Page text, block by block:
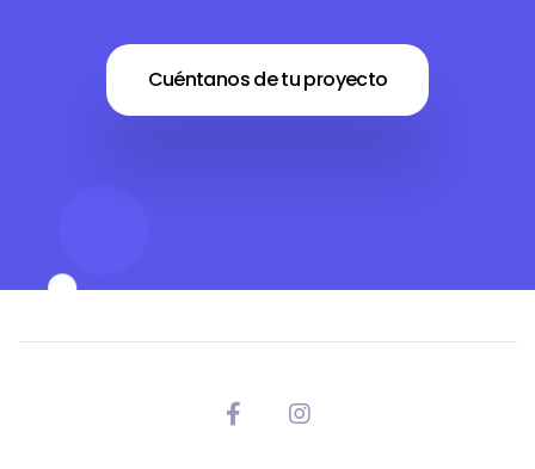
Cuéntanos de tu proyecto